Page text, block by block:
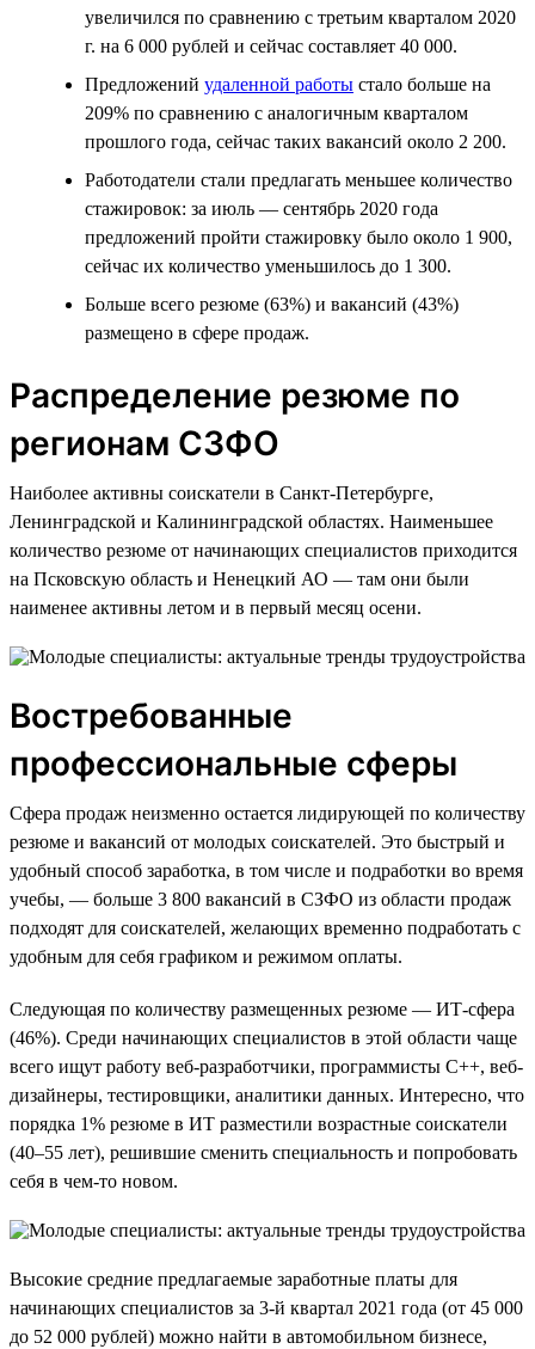
увеличился по сравнению с третьим кварталом 2020
г. на 6 000 рублей и сейчас составляет 40 000.
Предложений удаленной работы стало больше на
209% по сравнению с аналогичным кварталом
прошлого года, сейчас таких вакансий около 2 200.
Работодатели стали предлагать меньшее количество
стажировок: за июль — сентябрь 2020 года
предложений пройти стажировку было около 1 900,
сейчас их количество уменьшилось до 1 300.
Больше всего резюме (63%) и вакансий (43%)
размещено в сфере продаж.
Распределение резюме по
регионам СЗФО
Наиболее активны соискатели в Санкт-Петербурге,
Ленинградской и Калининградской областях. Наименьшее
количество резюме от начинающих специалистов приходится
на Псковскую область и Ненецкий АО — там они были
наименее активны летом и в первый месяц осени.
Востребованные
профессиональные сферы
Сфера продаж неизменно остается лидирующей по количеству
резюме и вакансий от молодых соискателей. Это быстрый и
удобный способ заработка, в том числе и подработки во время
учебы, — больше 3 800 вакансий в СЗФО из области продаж
подходят для соискателей, желающих временно подработать с
удобным для себя графиком и режимом оплаты.
Следующая по количеству размещенных резюме — ИТ-сфера
(46%). Среди начинающих специалистов в этой области чаще
всего ищут работу веб-разработчики, программисты C++, веб-
дизайнеры, тестировщики, аналитики данных. Интересно, что
порядка 1% резюме в ИТ разместили возрастные соискатели
(40–55 лет), решившие сменить специальность и попробовать
себя в чем-то новом.
Высокие средние предлагаемые заработные платы для
начинающих специалистов за 3-й квартал 2021 года (от 45 000
до 52 000 рублей) можно найти в автомобильном бизнесе,